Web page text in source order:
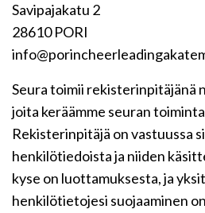
Savipajakatu 2
28610 PORI
Seura toimii rekisterinpitäjänä
joita keräämme seuran
Rekisterinpitäjä on vastuussa
henkilötiedoista ja niiden
kyse on luottamuksesta, ja
henkilötietojesi suojaaminen